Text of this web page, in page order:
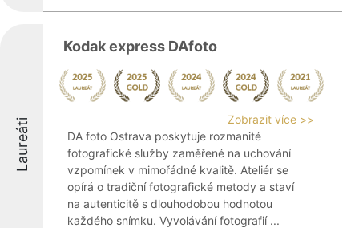
Laureáti
Kodak express DAfoto
Zobrazit více >>
DA foto Ostrava poskytuje rozmanité
fotografické služby zaměřené na uchování
vzpomínek v mimořádné kvalitě. Ateliér se
opírá o tradiční fotografické metody a staví
na autenticitě s dlouhodobou hodnotou
každého snímku. Vyvolávání fotografií ...